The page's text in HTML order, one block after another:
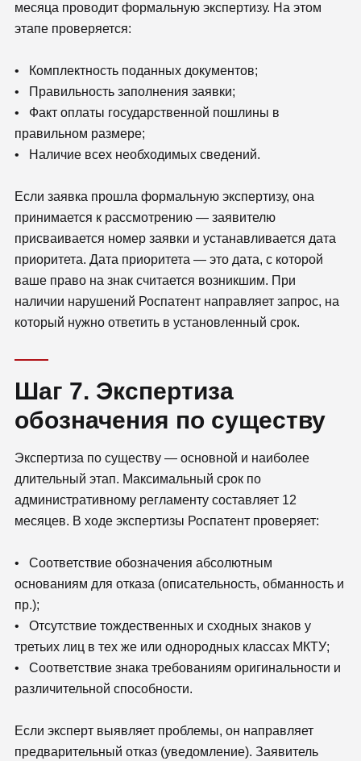
месяца проводит формальную экспертизу. На этом
этапе проверяется:
• Комплектность поданных документов;
• Правильность заполнения заявки;
• Факт оплаты государственной пошлины в
правильном размере;
• Наличие всех необходимых сведений.
Если заявка прошла формальную экспертизу, она
принимается к рассмотрению — заявителю
присваивается номер заявки и устанавливается дата
приоритета. Дата приоритета — это дата, с которой
ваше право на знак считается возникшим. При
наличии нарушений Роспатент направляет запрос, на
который нужно ответить в установленный срок.
Шаг 7. Экспертиза
обозначения по существу
Экспертиза по существу — основной и наиболее
длительный этап. Максимальный срок по
административному регламенту составляет 12
месяцев. В ходе экспертизы Роспатент проверяет:
• Соответствие обозначения абсолютным
основаниям для отказа (описательность, обманность и
пр.);
• Отсутствие тождественных и сходных знаков у
третьих лиц в тех же или однородных классах МКТУ;
• Соответствие знака требованиям оригинальности и
различительной способности.
Если эксперт выявляет проблемы, он направляет
предварительный отказ (уведомление). Заявитель